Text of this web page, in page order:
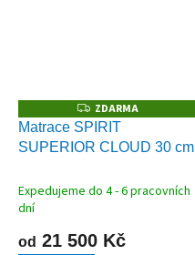
Z
D
A
R
ZDARMA
Matrace SPIRIT
SUPERIOR CLOUD 30 cm
Expedujeme do 4 - 6 pracovních
dní
od 21 500 Kč